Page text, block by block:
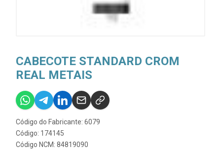
CABECOTE STANDARD CROM
REAL METAIS
Código do Fabricante: 6079
Código: 174145
Código NCM: 84819090